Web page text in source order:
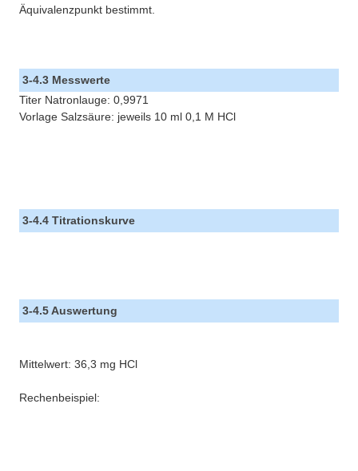
Äquivalenzpunkt bestimmt.
3-4.3 Messwerte
Titer Natronlauge: 0,9971
Vorlage Salzsäure: jeweils 10 ml 0,1 M HCl
3-4.4 Titrationskurve
3-4.5 Auswertung
Mittelwert: 36,3 mg HCl
Rechenbeispiel: